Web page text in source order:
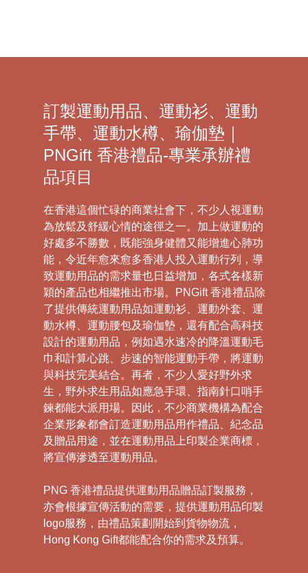
訂製運動用品、運動衫、運動
手帶、運動水樽、瑜伽墊｜
PNGift 香港禮品-專業承辦禮
品項目
在香港這個忙碌的商業社會下，不少人視運動
為放鬆及舒緩心情的途徑之一。加上做運動的
好處多不勝數，既能強身健體又能增進心肺功
能，令近年愈來愈多香港人投入運動行列，導
致運動用品的需求量也日益增加，各式各樣新
穎的產品也相繼推出市場。PNGift 香港禮品除
了提供傳統運動用品如運動衫、運動外套、運
動水樽、運動腰包及瑜伽墊，還有配合高科技
設計的運動用品，例如遇水速冷的降溫運動毛
巾和計算心跳、步速的智能運動手帶，將運動
與科技完美結合。再者，不少人愛好野外求
生，野外求生用品如應急手環、指南針口哨手
鍊都能大派用場。因此，不少商業機構為配合
企業形象都會訂造運動用品用作禮品、紀念品
及贈品用途，並在運動用品上印製企業商標，
將宣傳滲透至運動用品。
PNG 香港禮品提供運動用品贈品訂製服務，
亦會根據宣傳活動的需要，提供運動用品印製
logo服務，由禮品策劃開始到貨物物流，
Hong Kong Gift都能配合你的需求及預算。